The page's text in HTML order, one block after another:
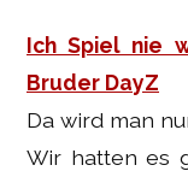
Ich Spiel nie
Bruder DayZ
Da wird man
Wir hatten es